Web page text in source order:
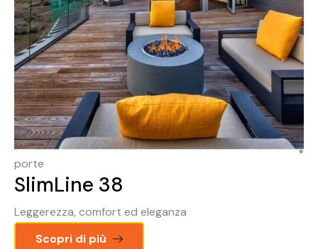
porte
SlimLine 38
Leggerezza, comfort ed eleganza
Scopri di più